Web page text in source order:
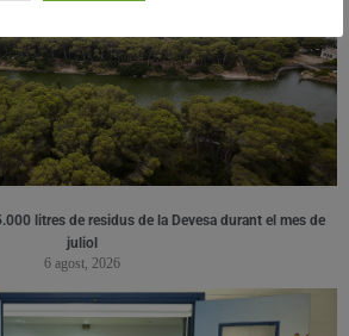
litres de residus de la Devesa durant el mes de
juliol
6 agost, 2026